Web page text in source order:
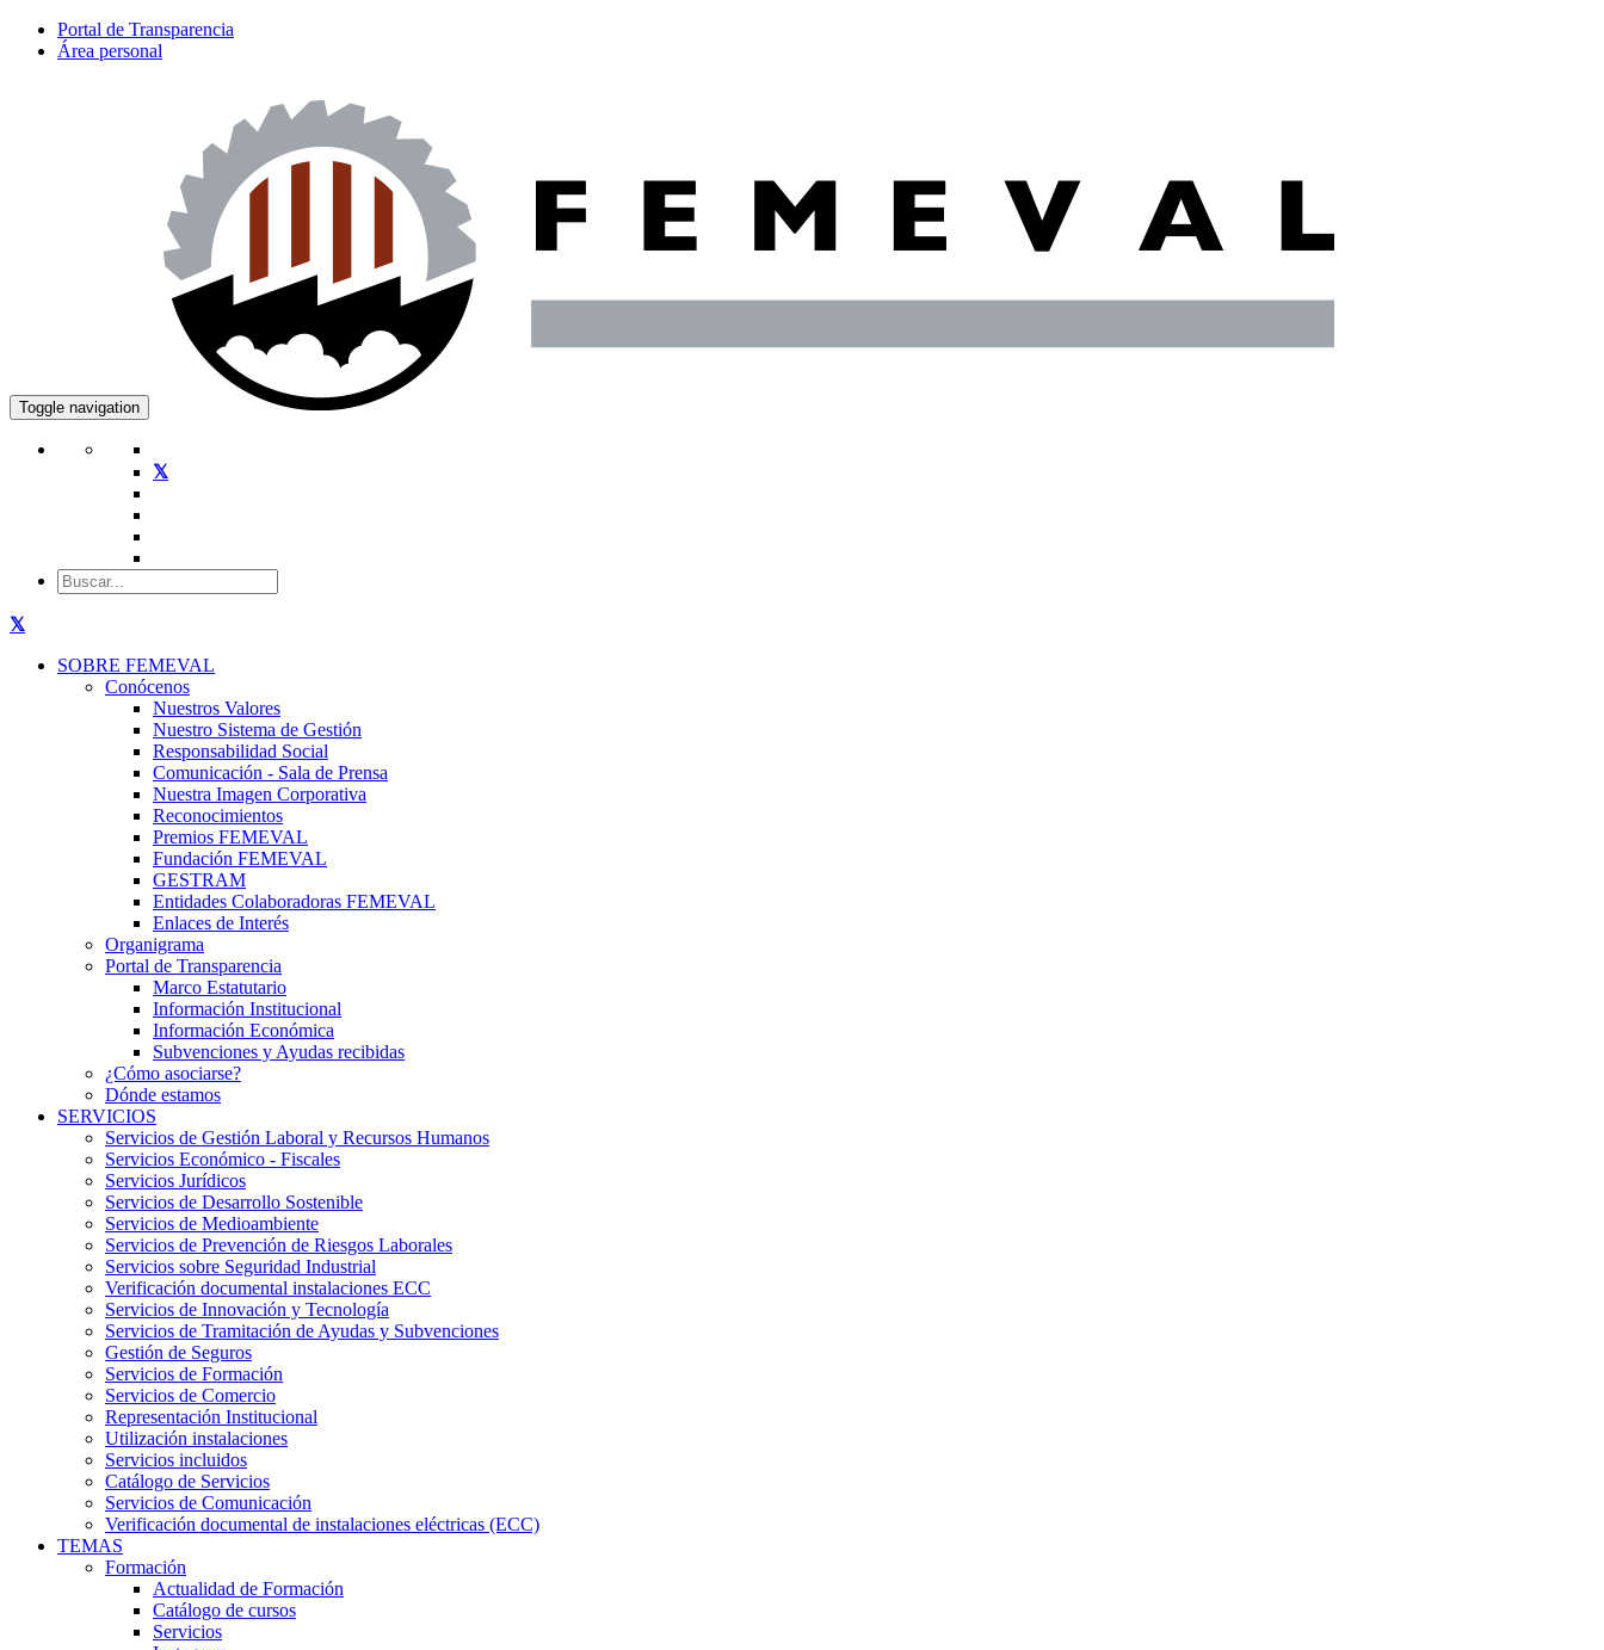
Portal de Transparencia
Área personal
Toggle navigation
SOBRE FEMEVAL
Conócenos
Nuestros Valores
Nuestro Sistema de Gestión
Responsabilidad Social
Comunicación - Sala de Prensa
Nuestra Imagen Corporativa
Reconocimientos
Premios FEMEVAL
Fundación FEMEVAL
GESTRAM
Entidades Colaboradoras FEMEVAL
Enlaces de Interés
Organigrama
Portal de Transparencia
Marco Estatutario
Información Institucional
Información Económica
Subvenciones y Ayudas recibidas
¿Cómo asociarse?
Dónde estamos
SERVICIOS
Servicios de Gestión Laboral y Recursos Humanos
Servicios Económico - Fiscales
Servicios Jurídicos
Servicios de Desarrollo Sostenible
Servicios de Medioambiente
Servicios de Prevención de Riesgos Laborales
Servicios sobre Seguridad Industrial
Verificación documental instalaciones ECC
Servicios de Innovación y Tecnología
Servicios de Tramitación de Ayudas y Subvenciones
Gestión de Seguros
Servicios de Formación
Servicios de Comercio
Representación Institucional
Utilización instalaciones
Servicios incluidos
Catálogo de Servicios
Servicios de Comunicación
Verificación documental de instalaciones eléctricas (ECC)
TEMAS
Formación
Actualidad de Formación
Catálogo de cursos
Servicios